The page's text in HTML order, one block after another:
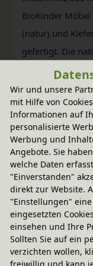
BioKinder
(natur) und
gefertigt. Die
Möbelstücks
bioola® colour
erhalten und
Wir und unsere
mit Hilfe von
Informationen auf
personalisierte
Werbung und
Angebote. Sie
welche Daten
"Einverstanden"
direkt zur Website.
"Einstellungen"
eingesetzten
einsehen und Ihre
Sollten Sie auf ein
verzichten wollen,